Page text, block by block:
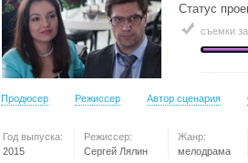
Статус
съемки
Продюсер Режиссер Автор сценария
Год выпуска:
2015
Режиссер:
Сергей Лялин
Жанр:
мелодрама